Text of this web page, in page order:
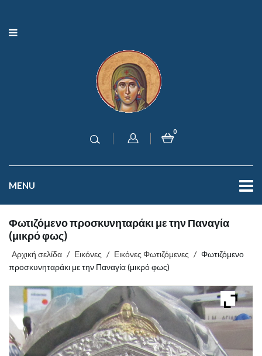
0
MENU
Φωτιζόμενο προσκυνηταράκι με την Παναγία
(μικρό φως)
Αρχική σελίδα / Εικόνες / Εικόνες Φωτιζόμενες / Φωτιζόμενο
προσκυνηταράκι με την Παναγία (μικρό φως)